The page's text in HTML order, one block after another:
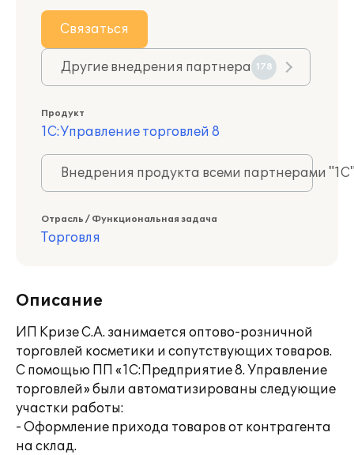
Связаться
Другие внедрения партнера 178
Продукт
1С:Управление торговлей 8
Внедрения продукта всеми партнерами
Отрасль / Функциональная задача
Торговля
Описание
ИП Кризе С.А. занимается оптово-розничной
торговлей косметики и сопутствующих товаров.
С помощью ПП «1С:Предприятие 8. Управление
торговлей» были автоматизированы следующие
участки работы:
- Оформление прихода товаров от контрагента
на склад.